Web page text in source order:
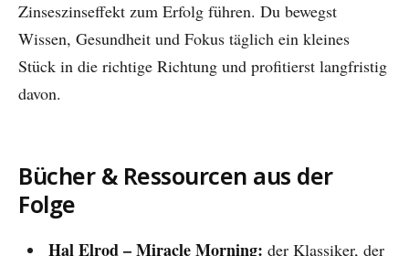
Zinseszinseffekt zum Erfolg führen. Du bewegst
Wissen, Gesundheit und Fokus täglich ein kleines
Stück in die richtige Richtung und profitierst langfristig
davon.
Bücher & Ressourcen aus der
Folge
Hal Elrod –Miracle Morning: der Klassiker, der